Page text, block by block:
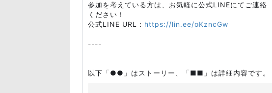
参加を考えている方は、お気軽に公式LINEにてご連絡
ください！
公式LINE URL： https://lin.ee/oKzncGw
----
以下「●●」はストーリー、「■■」は詳細内容です。